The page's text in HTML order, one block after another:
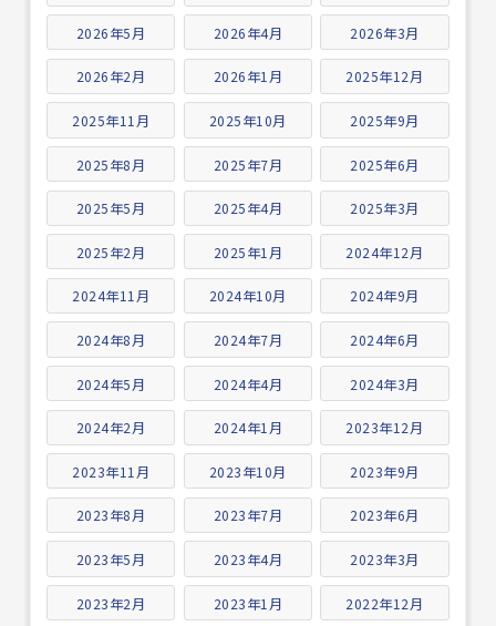
2026年5月 2026年4月 2026年3月
2026年2月 2026年1月 2025年12月
2025年11月 2025年10月 2025年9月
2025年8月 2025年7月 2025年6月
2025年5月 2025年4月 2025年3月
2025年2月 2025年1月 2024年12月
2024年11月 2024年10月 2024年9月
2024年8月 2024年7月 2024年6月
2024年5月 2024年4月 2024年3月
2024年2月 2024年1月 2023年12月
2023年11月 2023年10月 2023年9月
2023年8月 2023年7月 2023年6月
2023年5月 2023年4月 2023年3月
2023年2月 2023年1月 2022年12月